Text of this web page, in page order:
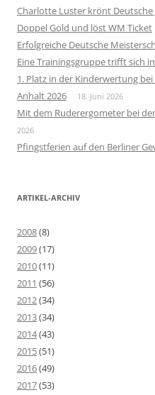
Charlotte Luster krönt
Doppel Gold und löst WM Ticket
Erfolgreiche Deutsche
Eine Trainingsgruppe trifft sich
1. Platz in der Kinderwertung
Anhalt 2026
18. Juni 2026
Mit dem Ruderergometer bei
2026
Pfingstferien auf den Berliner
ARTIKEL-ARCHIV
2008(8)
2009(17)
2010(11)
2011 (56)
2012(34)
2013(34)
2014(43)
2015(51)
2016(49)
2017(53)